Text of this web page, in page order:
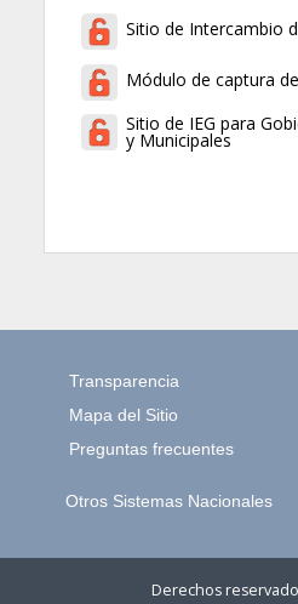
Sitio de Intercambio
Módulo de captura
Sitio de IEG para
y Municipales
Transparencia
Mapa del Sitio
Preguntas frecuentes
Otros Sistemas Nacionales
Derechos